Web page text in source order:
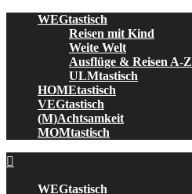
WEGtastisch
Reisen mit Kind
Weite Welt
Ausflüge & Reisen A-Z
ULMtastisch
HOMEtastisch
VEGtastisch
(M)Achtsamkeit
MOMtastisch
WEGtastisch